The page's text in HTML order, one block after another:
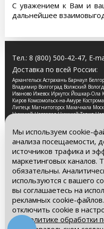
С уважением к Вам и
дальнейшее
Тел.: 8 (800) 500-42-47, E-
Доставка по всей России:
Архангельск Астрахань Барнаул
Владимир Волгоград Волжский
Иваново Ижевск Иркутск Йошкар-Ола
Киров Комсомольск-на-Амуре
Липецк Магнитогорск Махачкала
Нижний Новгород Нижний Тагил
Санкт-Петербург Саранск Саратов
Сургут Таганрог Тамбов Тверь Томск
Хабаровск Чебоксары Челябинск
2026 © Компания
защищены. Обращаем Ваше
интернет-сайт носит
характер и ни при каких
материалы и цены,
публичной офертой,
437 Гражданского
Политика обработки
Мы используем cookie-
анализа посещаемости,
источников трафика и
маркетинговых каналов.
обязательны.
используются с вашего
вы соглашаетесь на
рекламных cookie-
отключить cookie в
– в
Политике обработки